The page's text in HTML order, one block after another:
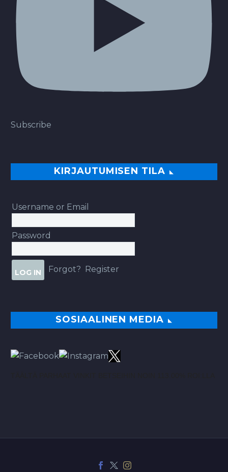
Subscribe
KIRJAUTUMISEN TILA
Username or Email
Password
Forgot? Register
SOSIAALINEN MEDIA